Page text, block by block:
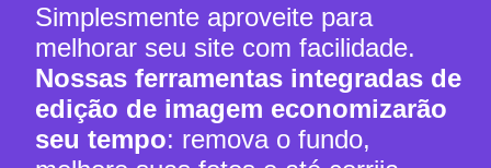
Simplesmente aproveite para
melhorar seu site com facilidade.
Nossas ferramentas integradas de
edição de imagem economizarão
seu tempo: remova o fundo,